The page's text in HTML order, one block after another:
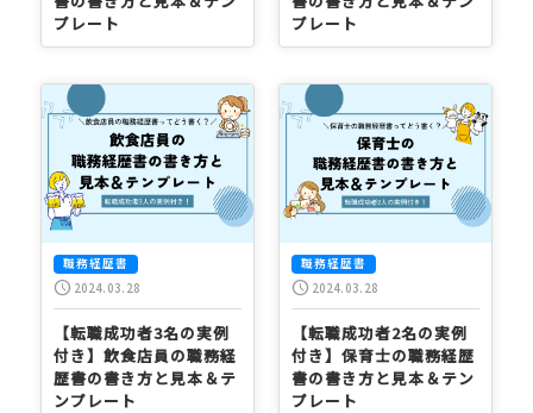
プレート
プレート
職務経歴書
schedule 2024.03.28
【転職成功者3名の実例
付き】飲食店員の職務経
歴書の書き方と見本＆テ
ンプレート
職務経歴書
schedule 2024.03.28
【転職成功者2名の実例
付き】保育士の職務経歴
書の書き方と見本＆テン
プレート